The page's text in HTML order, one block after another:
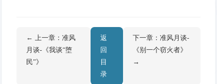
← 上一章：准风
月谈-《我谈“堕
民”》
返
回
目
录
下一章：准风月谈-
《别一个窃火者》
→